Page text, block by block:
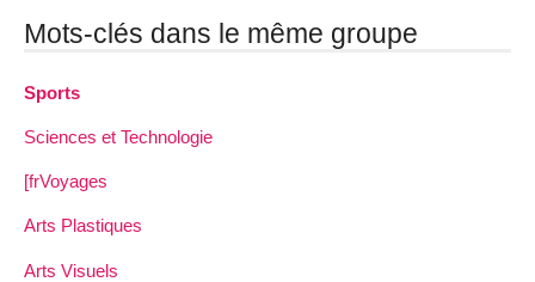
Mots-clés dans le même groupe
Sports
Sciences et Technologie
[frVoyages
Arts Plastiques
Arts Visuels